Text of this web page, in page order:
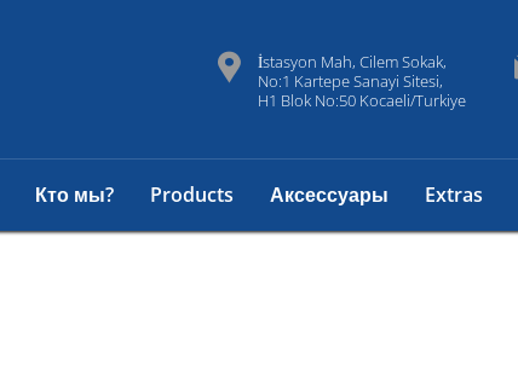
İstasyon Mah, Cilem Sokak,
No:1 Kartepe Sanayi Sitesi,
H1 Blok No:50 Kocaeli/Turkiye
Кто мы? Products Аксессуары Extras